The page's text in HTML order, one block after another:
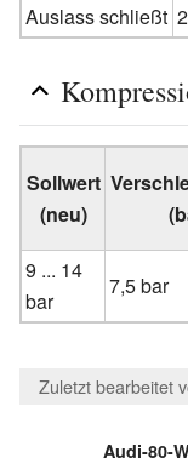
Auslass schließt
Sollwert
(neu)
9 ... 14
bar
7,5 bar
Zuletzt bearbeitet
Audi-80-